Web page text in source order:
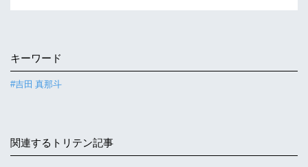
キーワード
#吉田 真那斗
関連するトリテン記事